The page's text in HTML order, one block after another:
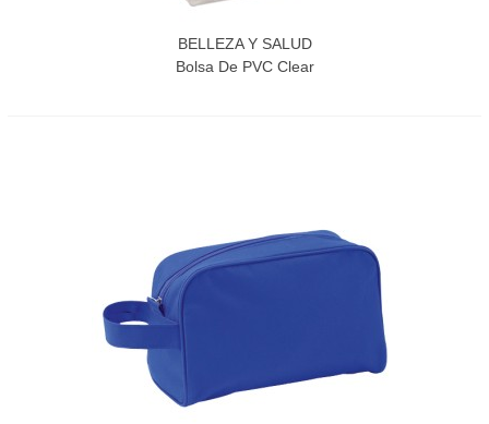
BELLEZA Y SALUD
Bolsa De PVC Clear